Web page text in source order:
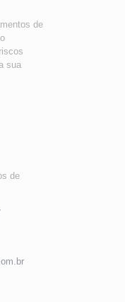
de
sua
de